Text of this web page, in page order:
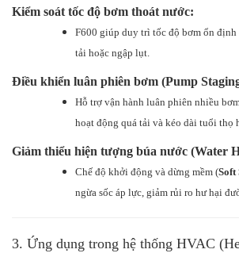
Kiểm soát tốc độ bơm thoát nước:
F600 giúp duy trì tốc độ bơm ổn định
tải hoặc ngập lụt.
Điều khiển luân phiên bơm (Pump
Hỗ trợ vận hành luân phiên nhiều
hoạt động quá tải và kéo dài tuổi thọ
Giảm thiểu hiện tượng búa nước (Water
Chế độ khởi động và dừng mềm (Soft
ngừa sốc áp lực, giảm rủi ro hư hại
3. Ứng dụng trong hệ thống HVAC